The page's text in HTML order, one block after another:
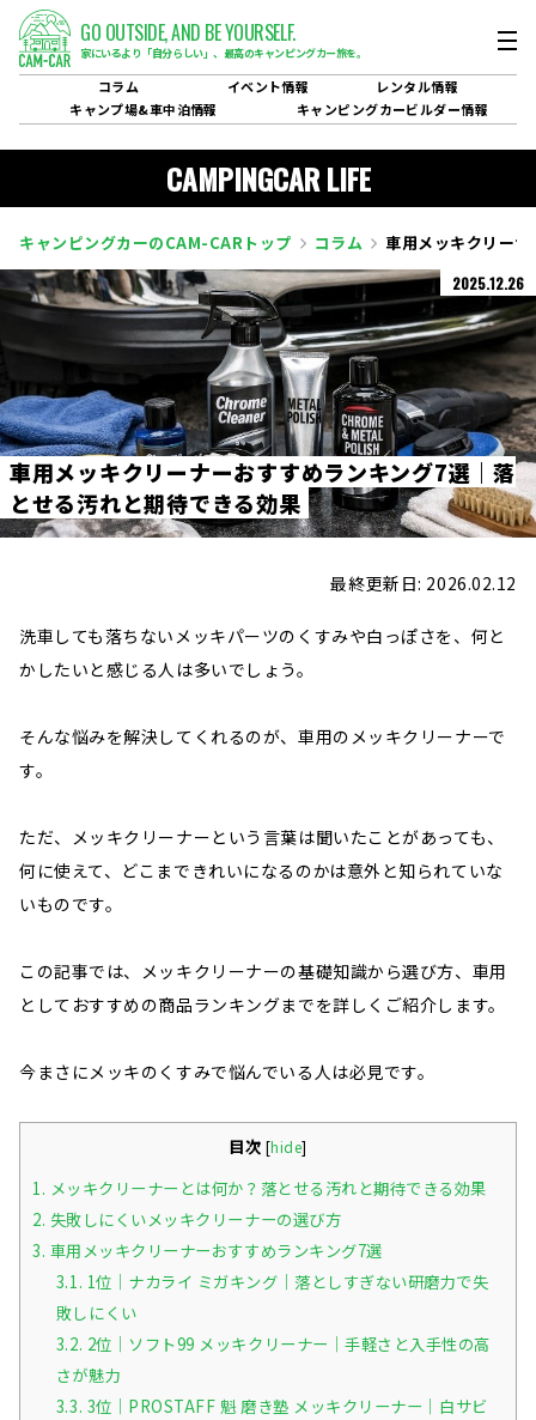
GO OUTSIDE,AND BE YOURSELF.
家にいるより「自分らしい」、 最高のキャンピングカー旅を。
コラム イベント情報 レンタル情報
キャンプ場&車中泊情報 キャンピングカービルダー情報
CAMPINGCAR LIFE
キャンピングカーのCAM-CARトップ コラム 車用メッキクリー
2025.12.26
車用メッキクリーナーおすすめランキング7選 ｜落
とせる汚れと期待できる効果
最終更新日: 2026.02.12
洗車しても落ちないメッキパーツのくすみや白っぽさを、何と
かしたいと感じる人は多いでしょう。
そんな悩みを解決してくれるのが、車用のメッキクリーナーで
す。
ただ、メッキクリーナーという言葉は聞いたことがあっても、
何に使えて、どこまできれいになるのかは意外と知られていな
いものです。
この記事では、メッキクリーナーの基礎知識から選び方、車用
としておすすめの商品ランキングまでを詳しくご紹介します。
今まさにメッキのくすみで悩んでいる人は必見です。
目次 [hide]
1. メッキクリーナーとは何か？落とせる汚れと期待できる効果
2. 失敗しにくいメッキクリーナーの選び方
3. 車用メッキクリーナーおすすめランキング7選
3.1. 1位｜ナカライ ミガキング｜落としすぎない研磨力で失
敗しにくい
3.2. 2位｜ソフト99 メッキクリーナー｜手軽さと入手性の高
さが魅力
3.3. 3位｜PROSTAFF 魁 磨き塾 メッキクリーナー｜白サビ